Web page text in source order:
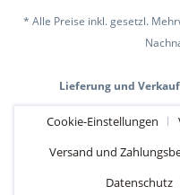
* Alle Preise inkl. gesetzl.
Lieferung und
Cookie-Einstellungen
Versand und
Datenschutz